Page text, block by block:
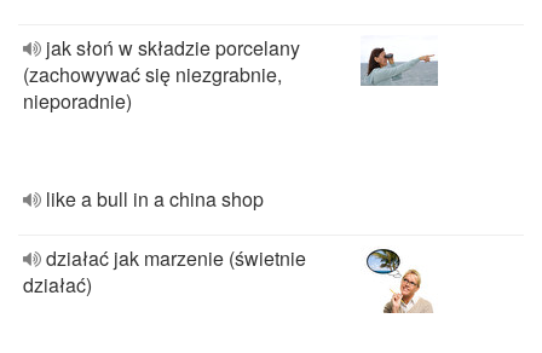
jak słoń w składzie porcelany
(zachowywać się niezgrabnie,
nieporadnie)
like a bull in a china shop
działać jak marzenie (świetnie
działać)